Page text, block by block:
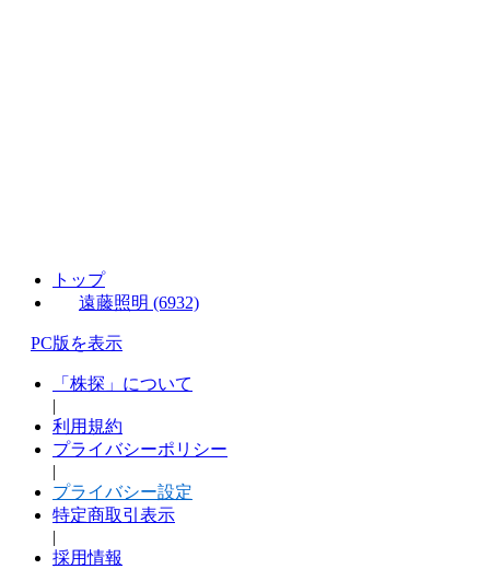
トップ
遠藤照明 (6932)
PC版を表示
「株探」について
|
利用規約
プライバシーポリシー
|
プライバシー設定
特定商取引表示
|
採用情報